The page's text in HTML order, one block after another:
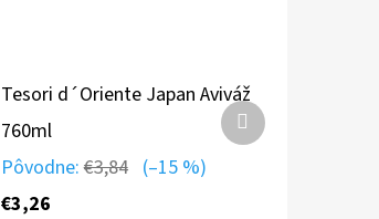
Tesori d´Oriente Japan Aviváž
760ml
Pôvodne:€3,84 (–15 %)
€3,26
Ďalší
produkt